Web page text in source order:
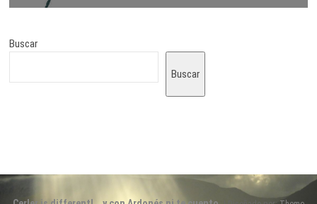
Buscar
Buscar